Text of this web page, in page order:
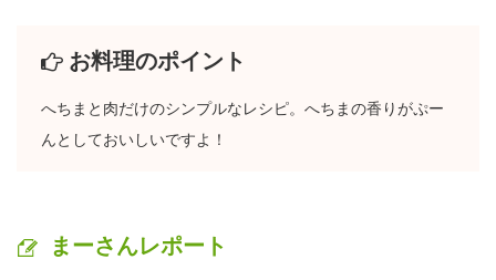
お料理のポイント
へちまと肉だけのシンプルなレシピ。へちまの香りがぷー
んとしておいしいですよ！
まーさんレポート